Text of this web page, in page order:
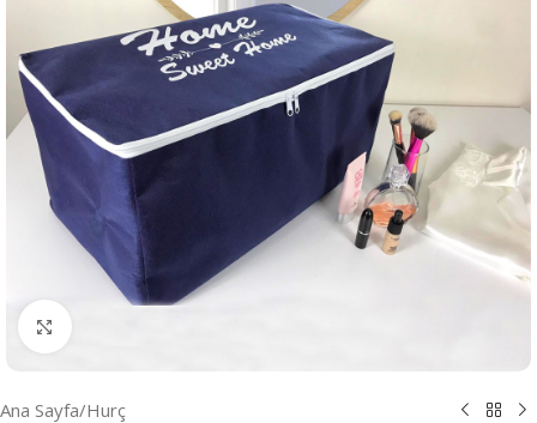
Ana Sayfa/Hurç